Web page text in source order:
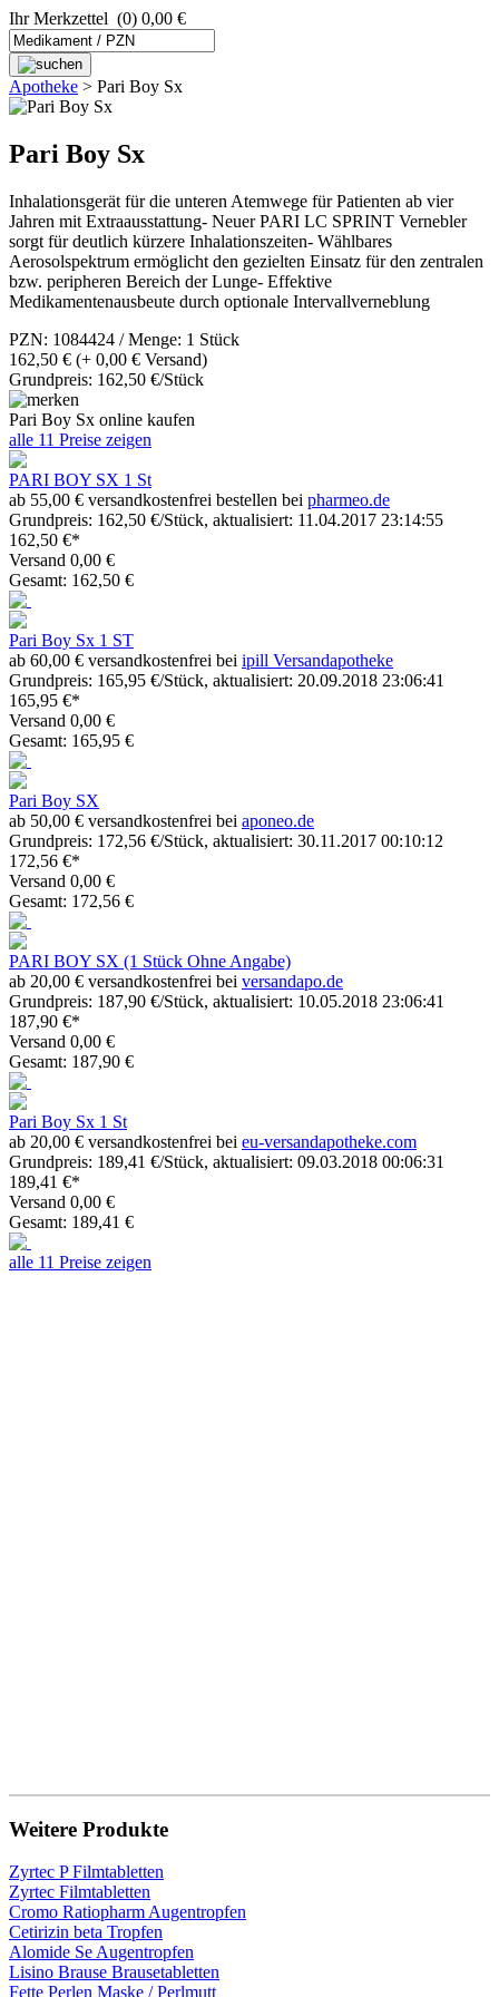
Ihr Merkzettel (0) 0,00 €
Apotheke > Pari Boy Sx
Pari Boy Sx
Inhalationsgerät für die unteren Atemwege für Patienten ab vier
Jahren mit Extraausstattung- Neuer PARI LC SPRINT Vernebler
sorgt für deutlich kürzere Inhalationszeiten- Wählbares
Aerosolspektrum ermöglicht den gezielten Einsatz für den zentralen
bzw. peripheren Bereich der Lunge- Effektive
Medikamentenausbeute durch optionale Intervallverneblung
PZN: 1084424 / Menge: 1 Stück
162,50 € (+ 0,00 € Versand)
Grundpreis: 162,50 €/Stück
Pari Boy Sx online kaufen
alle 11 Preise zeigen
PARI BOY SX 1 St
ab 55,00 € versandkostenfrei bestellen bei pharmeo.de
Grundpreis: 162,50 €/Stück, aktualisiert: 11.04.2017 23:14:55
162,50 €*
Versand 0,00 €
Gesamt: 162,50 €
Pari Boy Sx 1 ST
ab 60,00 € versandkostenfrei bei ipill Versandapotheke
Grundpreis: 165,95 €/Stück, aktualisiert: 20.09.2018 23:06:41
165,95 €*
Versand 0,00 €
Gesamt: 165,95 €
Pari Boy SX
ab 50,00 € versandkostenfrei bei aponeo.de
Grundpreis: 172,56 €/Stück, aktualisiert: 30.11.2017 00:10:12
172,56 €*
Versand 0,00 €
Gesamt: 172,56 €
PARI BOY SX (1 Stück Ohne Angabe)
ab 20,00 € versandkostenfrei bei versandapo.de
Grundpreis: 187,90 €/Stück, aktualisiert: 10.05.2018 23:06:41
187,90 €*
Versand 0,00 €
Gesamt: 187,90 €
Pari Boy Sx 1 St
ab 20,00 € versandkostenfrei bei eu-versandapotheke.com
Grundpreis: 189,41 €/Stück, aktualisiert: 09.03.2018 00:06:31
189,41 €*
Versand 0,00 €
Gesamt: 189,41 €
alle 11 Preise zeigen
Weitere Produkte
Zyrtec P Filmtabletten
Zyrtec Filmtabletten
Cromo Ratiopharm Augentropfen
Cetirizin beta Tropfen
Alomide Se Augentropfen
Lisino Brause Brausetabletten
Fette Perlen Maske / Perlmutt